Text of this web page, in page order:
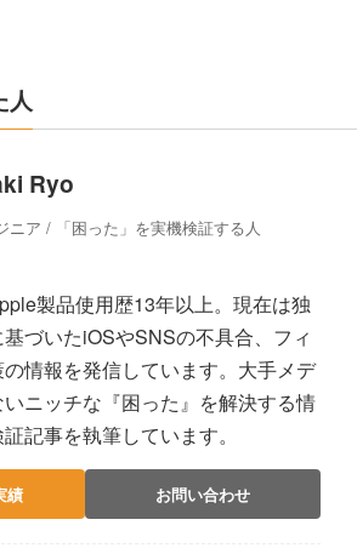
人
Ryo
ニア / 「困った」を実機検証する人
製品使用歴13年以上。現在は独
づいたiOSやSNSの不具合、フィ
情報を発信しています。大手メデ
ニッチな『困った』を解決する情
記事を執筆しています。
績 お問い合わせ